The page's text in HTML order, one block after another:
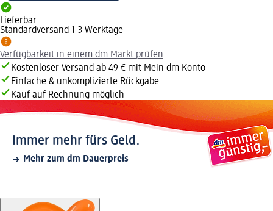
Lieferbar
Standardversand 1-3 Werktage
Verfügbarkeit in einem dm Markt prüfen
Kostenloser Versand ab 49 € mit Mein dm Konto
Einfache & unkomplizierte Rückgabe
Kauf auf Rechnung möglich
Immer mehr fürs Geld.
Mehr zum dm Dauerpreis